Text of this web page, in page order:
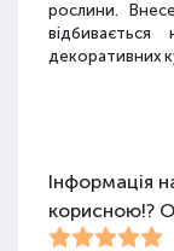
рослини.
декоративних
Для
Інформація
корисною!?